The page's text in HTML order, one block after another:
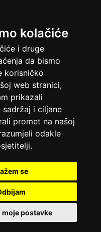
kolačiće
i druge
da bismo
korisničko
web stranici,
prikazali
sadržaj i ciljane
promet na našoj
odakle
se
moje postavke
dobrote